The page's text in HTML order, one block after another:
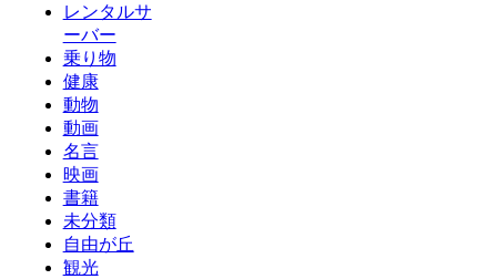
レンタルサ
ーバー
乗り物
健康
動物
動画
名言
映画
書籍
未分類
自由が丘
観光